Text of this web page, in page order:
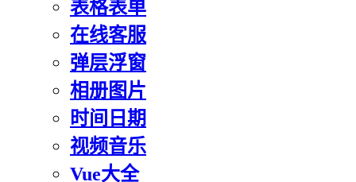
表格表单
在线客服
弹层浮窗
相册图片
时间日期
视频音乐
Vue大全